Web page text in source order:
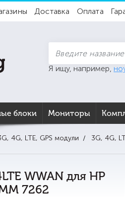
Доставка Оплата
Я ищу, например,
блоки Мониторы
4G, LTE, GPS модули 3G, 4G,
WWAN для HP
7262